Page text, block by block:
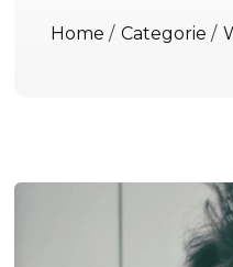
Home / Categorie /